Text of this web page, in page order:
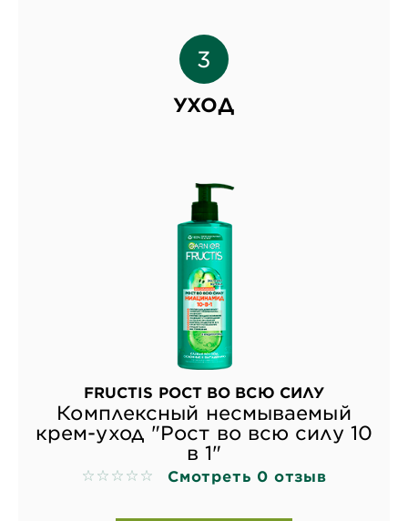
УХОД
FRUCTIS РОСТ ВО ВСЮ СИЛУ
Комплексный несмываемый
крем-уход "Рост во всю силу 10
в 1"
No reviews Смотреть 0 отзыв